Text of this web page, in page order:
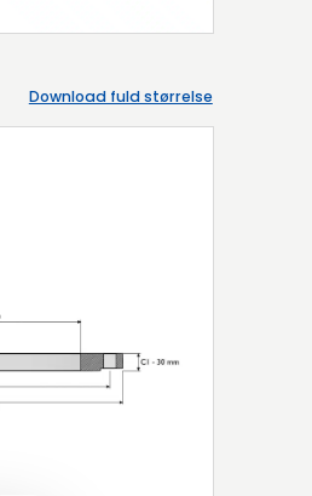
Download fuld størrelse